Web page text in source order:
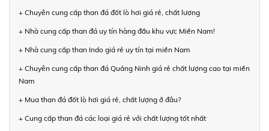
+ Chuyên cung cấp than đá đốt lò hơi giá rẻ, chất lượng
+ Nhà cung cấp than đá uy tín hàng đầu khu vực Miền Nam!
+ Nhà cung cấp than Indo giá rẻ uy tín tại miền Nam
+ Chuyên cung cấp than đá Quảng Ninh giá rẻ chất lượng cao tại miền
Nam
+ Mua than đá đốt lò hơi giá rẻ, chất lượng ở đâu?
+ Cung cấp than đá các loại giá rẻ với chất lượng tốt nhất